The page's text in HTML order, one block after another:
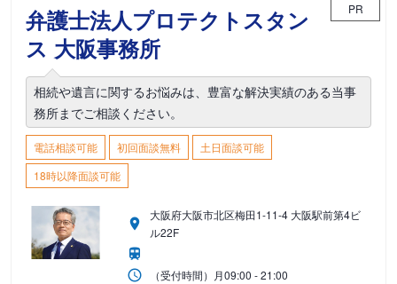
弁護士法人プロテクトスタン
ス 大阪事務所
PR
相続や遺言に関するお悩みは、豊富な解決実績のある当事
務所までご相談ください。
電話相談可能 初回面談無料
土日面談可能
18時以降面談可能
大阪府大阪市北区梅田1-11-4 大阪駅前第4ビ
ル22F
（受付時間） 月09:00 - 21:00